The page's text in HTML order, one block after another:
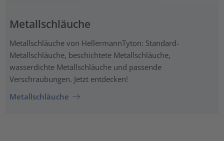
Metallschläuche
Metallschläuche von HellermannTyton: Standard-
Metallschläuche, beschichtete Metallschläuche,
wasserdichte Metallschläuche und passende
Verschraubungen. Jetzt entdecken!
Metallschläuche